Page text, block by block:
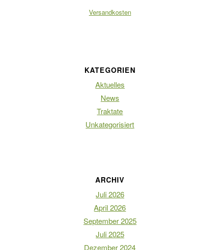
Versandkosten
KATEGORIEN
Aktuelles
News
Traktate
Unkategorisiert
ARCHIV
Juli 2026
April 2026
September 2025
Juli 2025
Dezember 2024